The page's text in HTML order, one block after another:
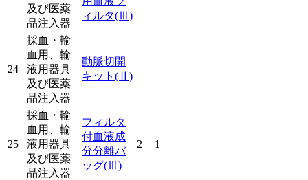
及び医薬
品注入器
ィルタ(Ⅲ)
24
採血・輸
血用、輸
液用器具
及び医薬
品注入器
動脈切開
キット (Ⅱ)
25
採血・輸
血用、輸
液用器具
及び医薬
品注入器
フィルタ
付血液成
分分離バ
ッグ(Ⅲ)
2 1